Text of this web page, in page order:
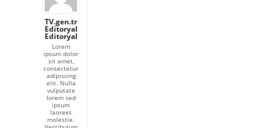
TV.gen.tr
Editoryal
Editoryal
Lorem
ipsum dolor
sit amet,
consectetur
adipiscing
elit. Nulla
vulputate
lorem sed
ipsum
laoreet
molestie.